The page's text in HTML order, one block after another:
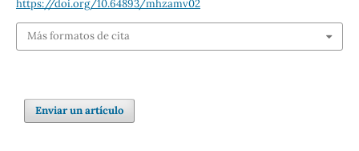
https://doi.org/10.64893/mhzamv02
Más formatos de cita
Enviar un artículo